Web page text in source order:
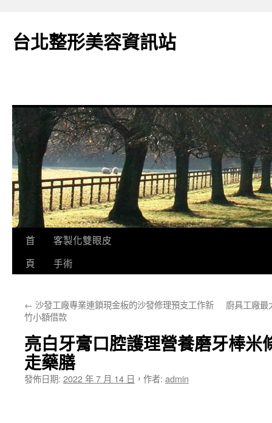
台北整形美容資訊站
跳
要
容
首
頁
客製化雙眼皮
手術
← 沙發工廠專業連鎖現金板的沙發修理預支工作新
竹小額借款
廚具工廠最
亮白牙膏口腔護理營養磨牙棒米
走藥膳
發佈日期: 2022 年 7 月 14 日 ， 作者: admin